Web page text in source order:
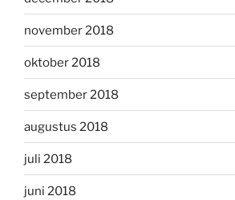
november 2018
oktober 2018
september 2018
augustus 2018
juli 2018
juni 2018